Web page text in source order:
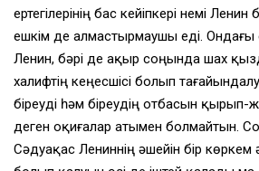
ертегілерінің бас кейіпкері үнемі
ешкім де алмастырмаушы еді. Ондағы
Ленин, бәрі де ақыр соңында шах
халифтің кеңесшісі болып
біреуді һәм біреудің отбасын қырып-
деген оқиғалар атымен болмайтын.
Сәдуақас Лениннің әшейін бір көркем